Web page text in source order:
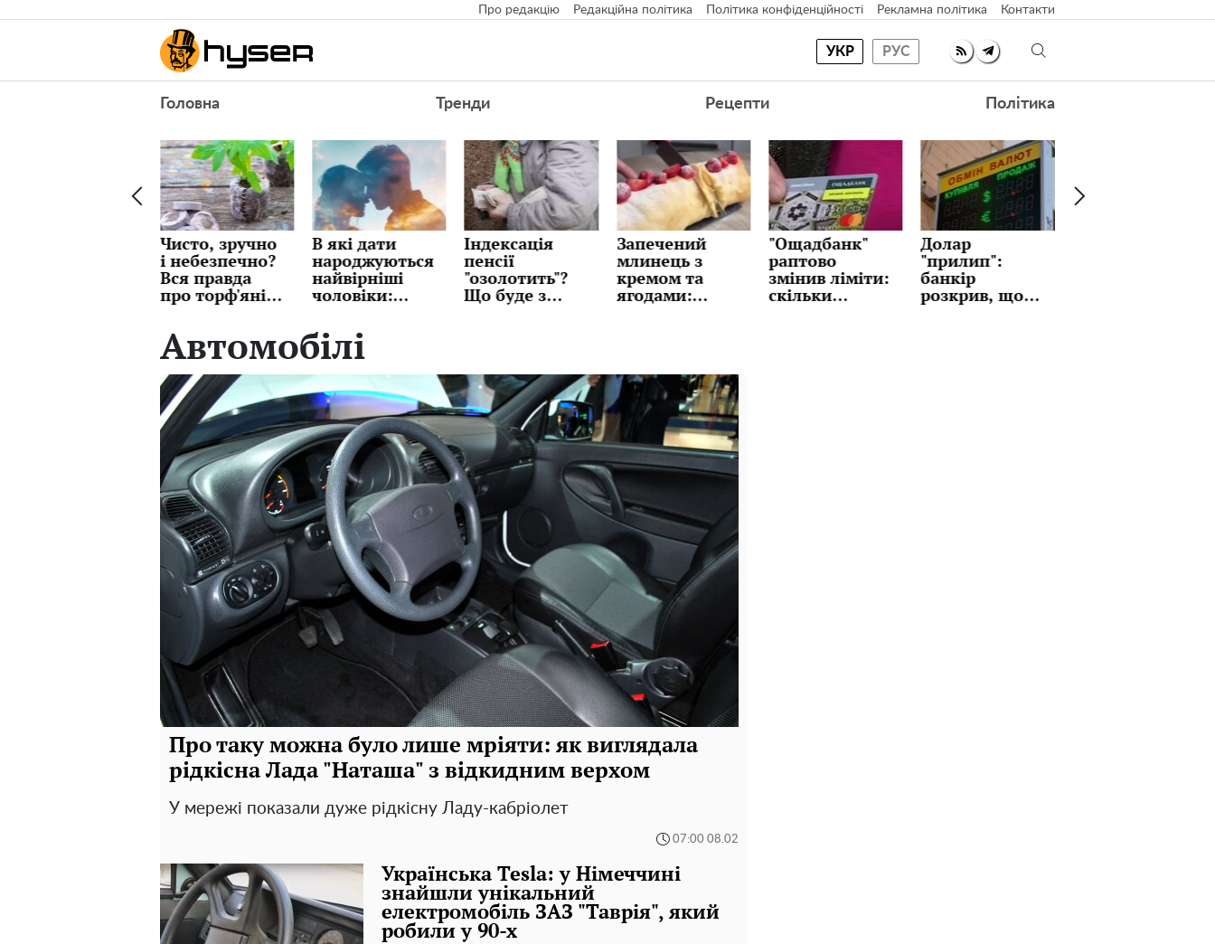
Про редакцію Редакційна політика Політика конфіденційності Рекламна політика Контакти
УКР РУС
Головна Тренди Рецепти Політика
В які дати
народжуються
найвірніші
чоловіки:
краще одразу
перевірити,
щоб потім не
страждати
Індексація
пенсії
"озолотить"?
Що буде з
пенсіонерів у
березні
Запечений
млинець з
кремом та
ягодами:
десерт без
"Ощадбанк"
раптово
змінив ліміти:
скільки
Долар
"прилип":
банкір
розкрив, що
Ідеальні
млинці з
улюбленою
начинкою на
Масляну:
Автомобілі
Про таку можна було лише мріяти: як виглядала
рідкісна Лада "Наташа" з відкидним верхом
У мережі показали дуже рідкісну Ладу-кабріолет
07:00 08.02
Українська Tesla: у Німеччині
знайшли унікальний
електромобіль ЗАЗ "Таврія", який
робили у 90-х